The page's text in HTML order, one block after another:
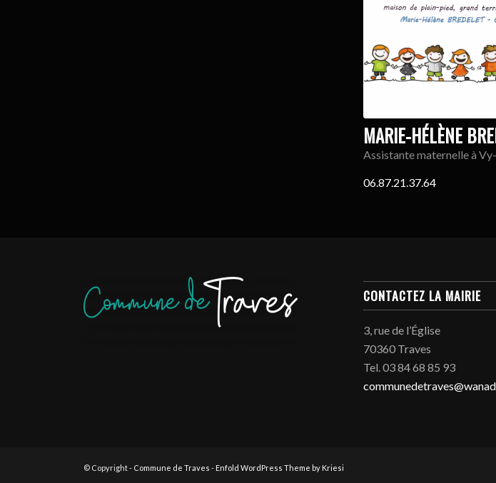
MARIE-HÉLÈNE
Assistante maternelle à
06.87.21.37.64
CONTACTEZ LA MAIRIE
3, rue de l’Église
70360 Traves
Tel. 03 84 68 85 93
© Copyright - Commune de Traves - Enfold WordPress Theme by Kriesi